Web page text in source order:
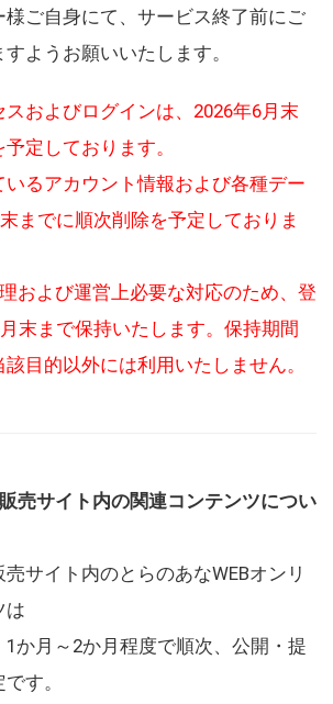
様ご自身にて、サービス終了前にご
ようお願いいたします。
およびログインは、2026年6月末
定しております。
いるアカウント情報および各種デー
までに順次削除を予定しておりま
および運営上必要な対応のため、登
末まで保持いたします。保持期間
目的以外には利用いたしません。
売サイト内の関連コンテンツについ
サイト内のとらのあなWEBオンリ
は
か月～2か月程度で順次、公開・提
す。